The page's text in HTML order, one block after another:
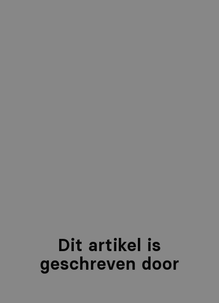
Dit artikel is
geschreven door